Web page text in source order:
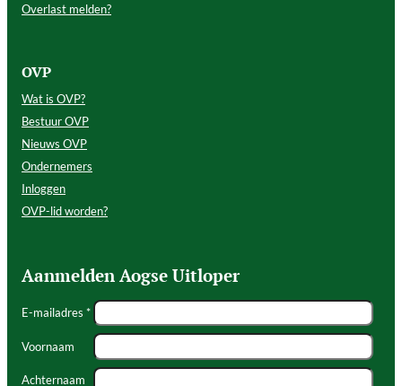
Overlast melden?
OVP
Wat is OVP?
Bestuur OVP
Nieuws OVP
Ondernemers
Inloggen
OVP-lid worden?
Aanmelden Aogse Uitloper
E-mailadres *
Voornaam
Achternaam